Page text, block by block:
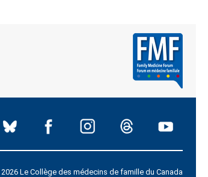
Le Collège des médecins de famille du Canada